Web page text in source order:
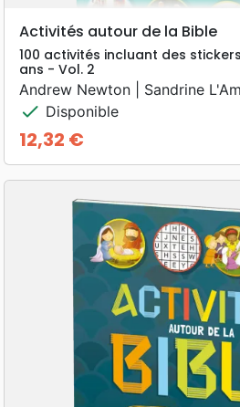
Activités autour de la Bible
100 activités incluant des
ans - Vol. 2
Andrew Newton | Sandrine
check Disponible
Prix
12,32 €